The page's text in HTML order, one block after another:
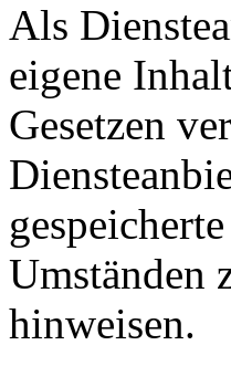
Als
eigene
Gesetzen
Umständen
hinweisen.